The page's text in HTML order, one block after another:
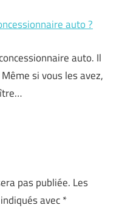
auto ?
auto. Il
si vous les avez,
pas publiée. Les
avec*